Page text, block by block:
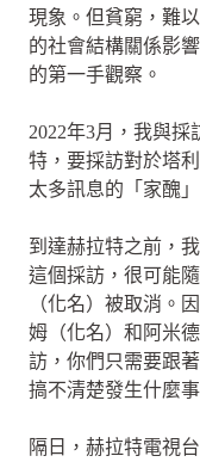
現象。但貧窮，難
的社會結構關係影
的第一手觀察。
2022年3月，我與
特，要採訪對於塔
太多訊息的「家醜
到達赫拉特之前，
這個採訪，很可能
（化名）被取消。
姆（化名）和阿米
訪，你們只需要跟
搞不清楚發生什麼
隔日，赫拉特電視